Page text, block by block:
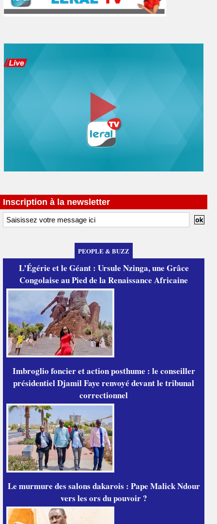
Inscription à la newsletter
PEOPLE & BUZZ
L’Égérie et le Géant : Ursule Nzinga, une Grâce
Congolaise au Pied de la Renaissance Africaine
Imbroglio foncier et action posthume : le conseiller
présidentiel Djamil Faye renvoyé devant le tribunal
correctionnel
Le murmure des salons dakarois : Pape Malick Ndour
vers les ors du pouvoir ?